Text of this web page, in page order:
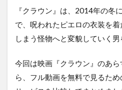
『クラウン 』は、2014年の冬
で、呪われたピエロの衣装を
しまう怪物へと変貌していく男
今回は映画『クラウン』のあ
ら、フル動画を無料で見るた